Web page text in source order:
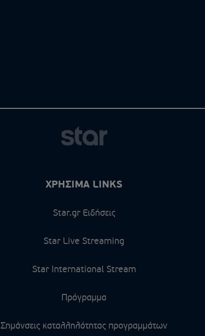
ΧΡΗΣΙΜΑ LINKS
Star.gr Ειδήσεις
Star Live Streaming
Star International Stream
Πρόγραμμα
Σημάνσεις καταλληλότητας προγραμμάτων